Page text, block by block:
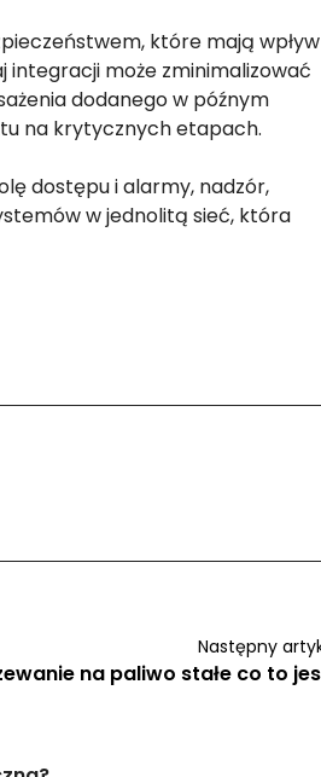
które mają wpływ
może zminimalizować
dodanego w późnym
na krytycznych etapach.
dostępu i alarmy, nadzór,
w jednolitą sieć, która
Następny
na paliwo stałe co to